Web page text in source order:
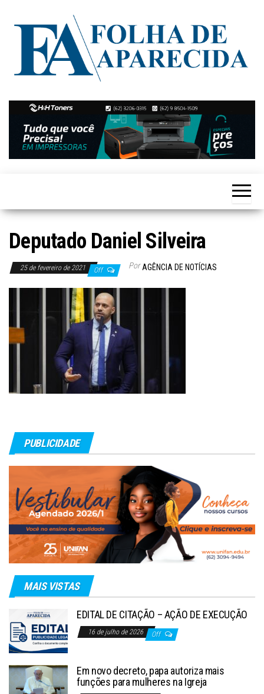
Folha de
Aparecida
Notícias
de
Aparecida
de
Goiânia
Deputado Daniel Silveira
25 de fevereiro de 2021 Off Por AGÊNCIA DE NOTÍCIAS
PUBLICIDADE
MAIS VISTAS
EDITAL DE CITAÇÃO – AÇÃO DE EXECUÇÃO
16 de julho de 2026 Off
Em novo decreto, papa autoriza mais
funções para mulheres na Igreja